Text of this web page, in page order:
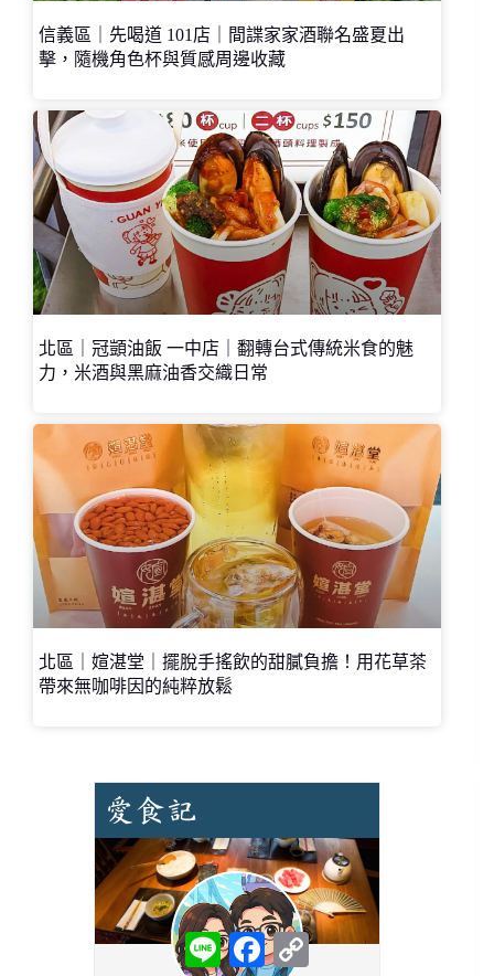
信義區｜先喝道 101店｜間諜家家酒聯名盛夏出
擊，隨機角色杯與質感周邊收藏
北區｜冠顗油飯 一中店｜翻轉台式傳統米食的魅
力，米酒與黑麻油香交織日常
北區｜媗湛堂｜擺脫手搖飲的甜膩負擔！用花草茶
帶來無咖啡因的純粹放鬆
L
i
F
a
C